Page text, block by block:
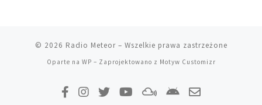
© 2026 Radio Meteor– Wszelkie prawa zastrzeżone
Oparte na WP – Zaprojektowano z Motyw Customizr